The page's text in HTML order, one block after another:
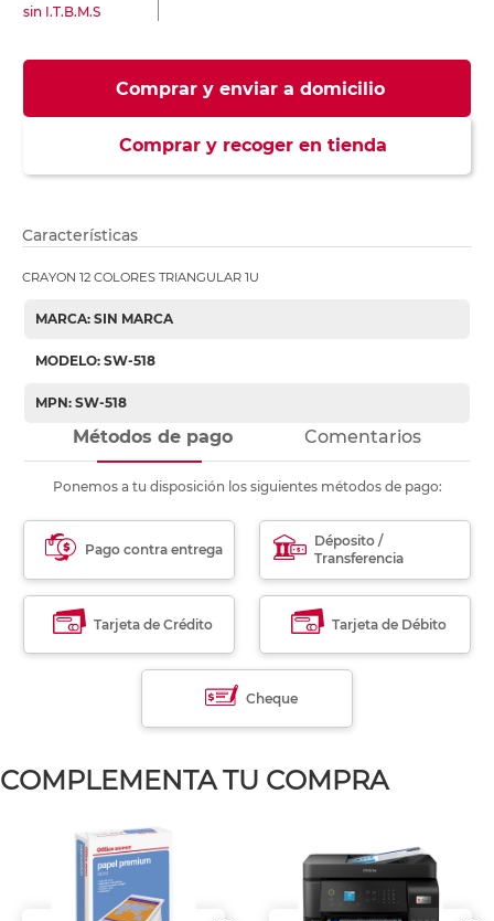
sin I.T.B.M.S
Comprar y enviar a domicilio
Comprar y recoger en tienda
Características
CRAYON 12 COLORES TRIANGULAR 1U
MARCA: SIN MARCA
MODELO: SW-518
MPN: SW-518
Métodos de pago Comentarios
Ponemos a tu disposición los siguientes métodos de pago:
Pago contra entrega
Déposito /
Transferencia
Tarjeta de Crédito Tarjeta de Débito
Cheque
COMPLEMENTA TU COMPRA